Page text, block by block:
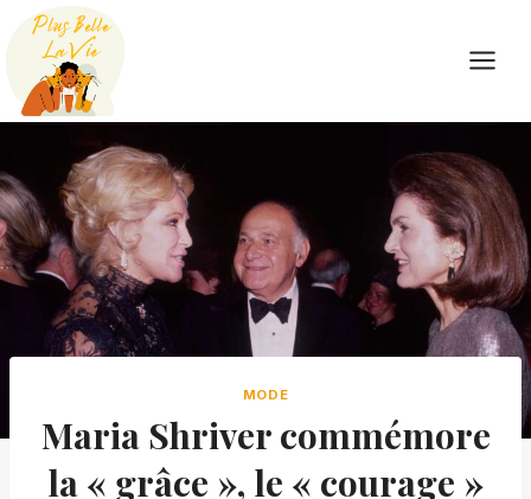
Skip
content
MODE
Maria Shriver commémore
la « grâce », le « courage »